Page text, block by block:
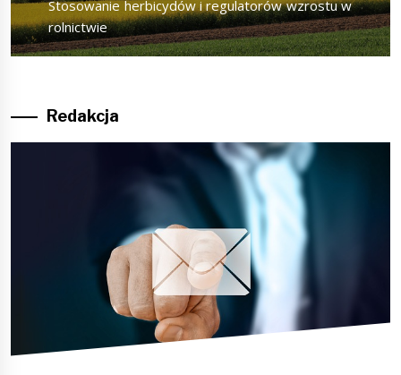
Next
post:
Stosowanie herbicydów i regulatorów wzrostu w
rolnictwie
Redakcja